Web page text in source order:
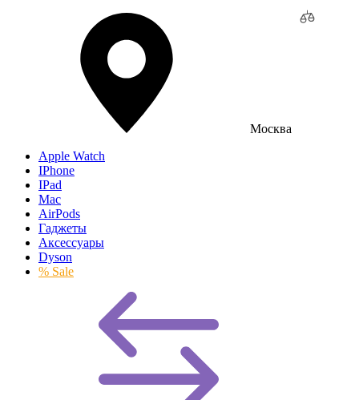
Москва
Apple Watch
IPhone
IPad
Mac
AirPods
Гаджеты
Аксессуары
Dyson
% Sale